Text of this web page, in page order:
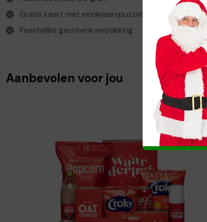
Gratis kaart met eindejaarspuzzel
Feestelijke geschenkverpakking
Aanbevolen voor jou